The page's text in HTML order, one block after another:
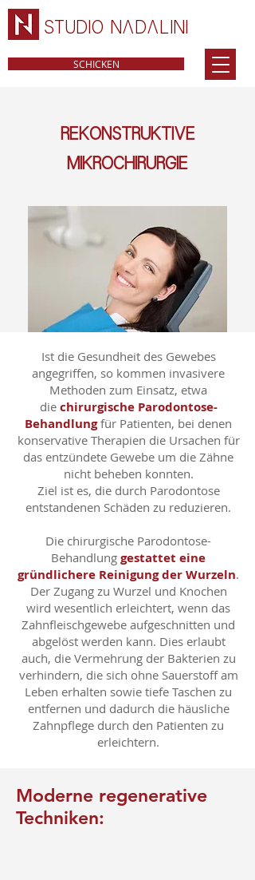
SCHICKEN
STUDIO NADALINI
REKONSTRUKTIVE
MIKROCHIRURGIE
Ist die Gesundheit des Gewebes
angegriffen, so kommen invasivere
Methoden zum Einsatz, etwa
die chirurgische Parodontose-
Behandlungfür Patienten, bei denen
konservative Therapien die Ursachen für
das entzündete Gewebe um die Zähne
nicht beheben konnten.
Ziel ist es, die durch Parodontose
entstandenen Schäden zu reduzieren.
Die chirurgische Parodontose-
Behandlung gestattet eine
gründlichere Reinigung der Wurzeln.
Der Zugang zu Wurzel und Knochen
wird wesentlich erleichtert, wenn das
Zahnfleischgewebe aufgeschnitten und
abgelöst werden kann. Dies erlaubt
auch, die Vermehrung der Bakterien zu
verhindern, die sich ohne Sauerstoff am
Leben erhalten sowie tiefe Taschen zu
entfernen und dadurch die häusliche
Zahnpflege durch den Patienten zu
erleichtern.
Moderne regenerative
Techniken: